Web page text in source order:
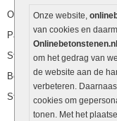
Onze website,
van cookies en
Onlinebetonstenen.nl
om het gedrag van
de website aan de
verbeteren.
cookies om
tonen. Met het
Opsluitbanden
Palissaden
Stapelblokken
Betonblokken
Stapelstenen